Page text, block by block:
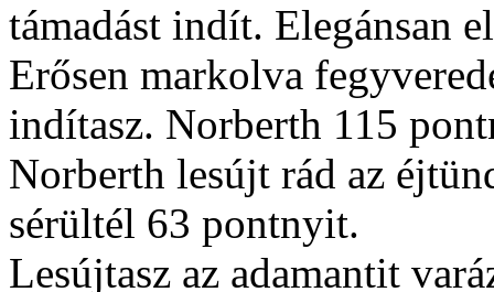
támadást indít. Elegánsan
Erősen markolva
indítasz. Norberth 115
Norberth lesújt rád az
sérültél 63 pontnyit.
Lesújtasz az adamantit